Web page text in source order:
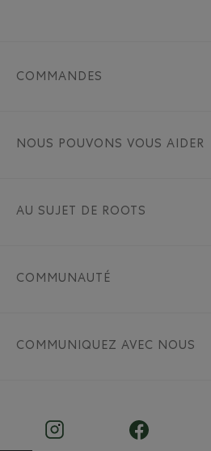
COMMANDES
NOUS POUVONS VOUS AIDER
AU SUJET DE ROOTS
COMMUNAUTÉ
COMMUNIQUEZ AVEC NOUS